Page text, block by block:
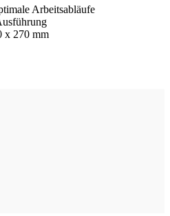
Arbeitsabläufe
x 270 mm